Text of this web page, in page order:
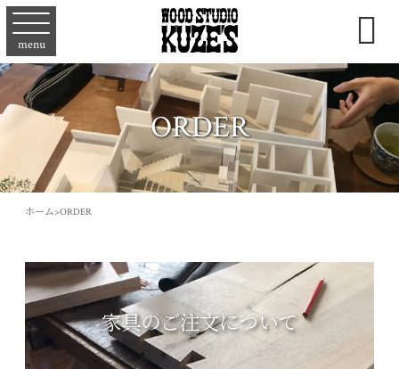
menu 
ORDER
ホーム>ORDER
家具のご注文について